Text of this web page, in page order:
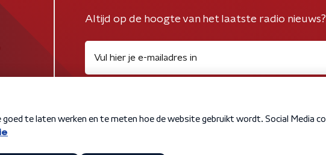
Altijd op de hoogte van het laatste radio nieuws?